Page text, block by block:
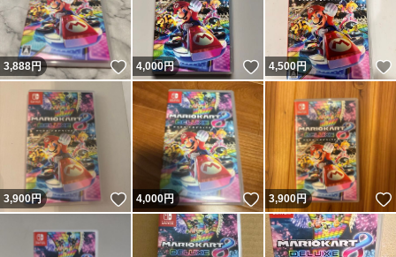
3,888円 いいね！
4,000円 いいね！
4,500円
3,900円 いいね！
4,000円 いいね！
3,900円